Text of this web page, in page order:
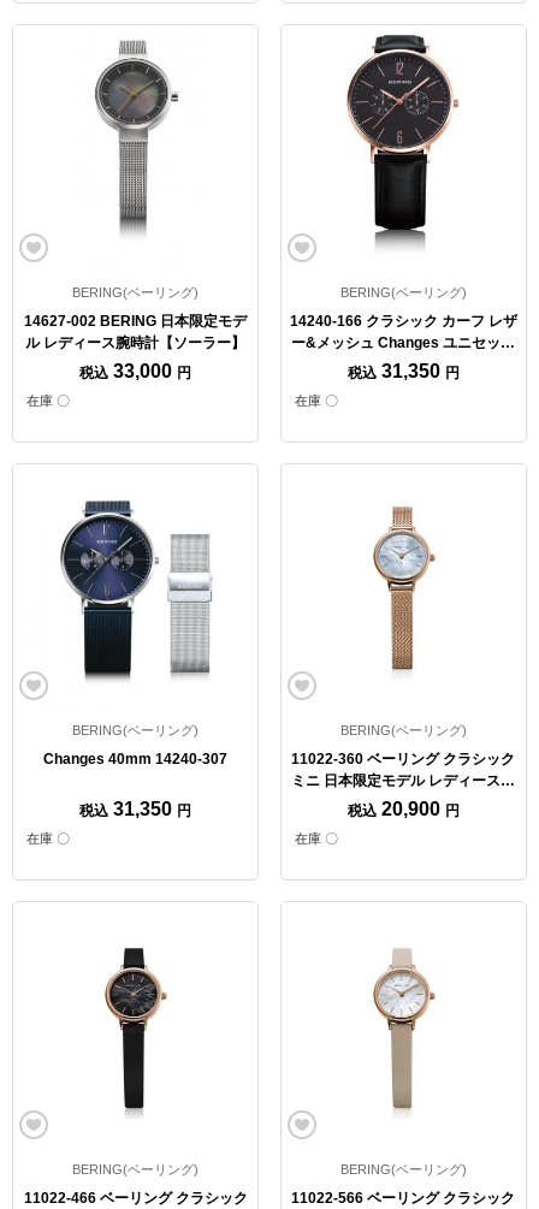
BERING(ベーリング)
14627-002 BERING 日本限定モデ
ル レディース腕時計【ソーラー】
税込 33,000 円
在庫 〇
BERING(ベーリング)
14240-166 クラシック カーフ レザ
ー&メッシュ Changes ユニセック
ス腕時計
税込 31,350 円
在庫 〇
BERING(ベーリング)
Changes 40mm 14240-307
税込 31,350 円
在庫 〇
BERING(ベーリング)
11022-360 ベーリング クラシック
ミニ 日本限定モデル レディース腕
時計【クォーツ】
税込 20,900 円
在庫 〇
BERING(ベーリング)
11022-466 ベーリング クラシック
BERING(ベーリング)
11022-566 ベーリング クラシック